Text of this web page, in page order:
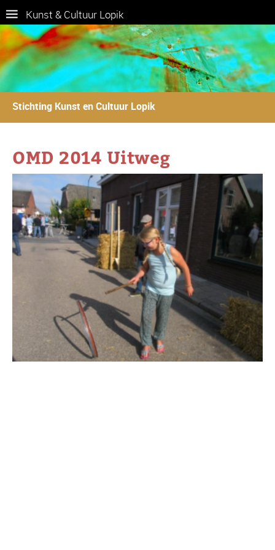
Kunst & Cultuur Lopik
Stichting Kunst en Cultuur Lopik
OMD 2014 Uitweg